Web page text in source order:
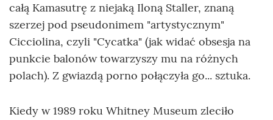
całą Kamasutrę z niejaką Iloną Staller, znaną
szerzej pod pseudonimem "artystycznym"
Cicciolina, czyli "Cycatka" (jak widać obsesja na
punkcie balonów towarzyszy mu na różnych
polach). Z gwiazdą porno połączyła go... sztuka.
Kiedy w 1989 roku Whitney Museum zleciło